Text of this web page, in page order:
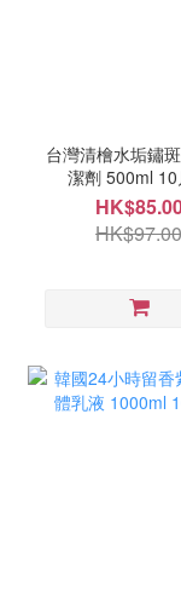
台灣清檜水垢鏽
潔劑
HK$97.00